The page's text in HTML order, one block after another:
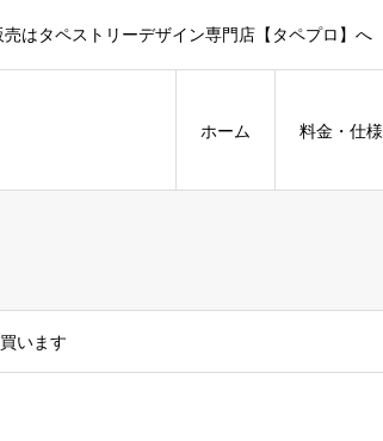
はタペストリーデザイン専門店【タペプロ】へ
ホーム 料金・仕様
います